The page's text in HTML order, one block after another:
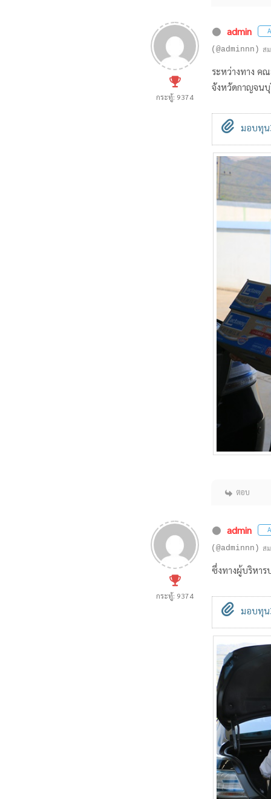
กระทู้: 9374
admin
(@adminnn) ส
ระหว่างทาง ค
จังหวัดกาญจน
มอบทุน
ตอบ
กระทู้: 9374
admin
(@adminnn) ส
ซึ่งทางผู้บริหา
มอบทุน